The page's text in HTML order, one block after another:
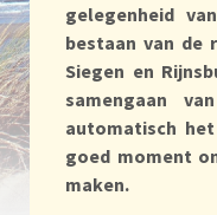
gelegenheid
bestaan van de
Siegen en
samengaan
automatisch
goed moment
maken.